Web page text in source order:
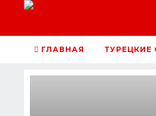
ГЛАВНАЯ ТУРЕЦКИЕ